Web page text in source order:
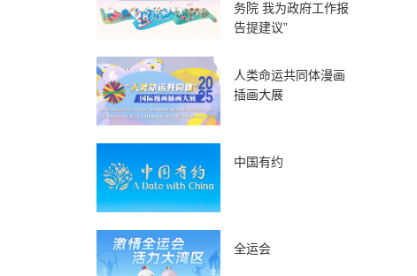
务院 我为政府工作报
告提建议”
人类命运共同体漫画
插画大展
中国有约
全运会